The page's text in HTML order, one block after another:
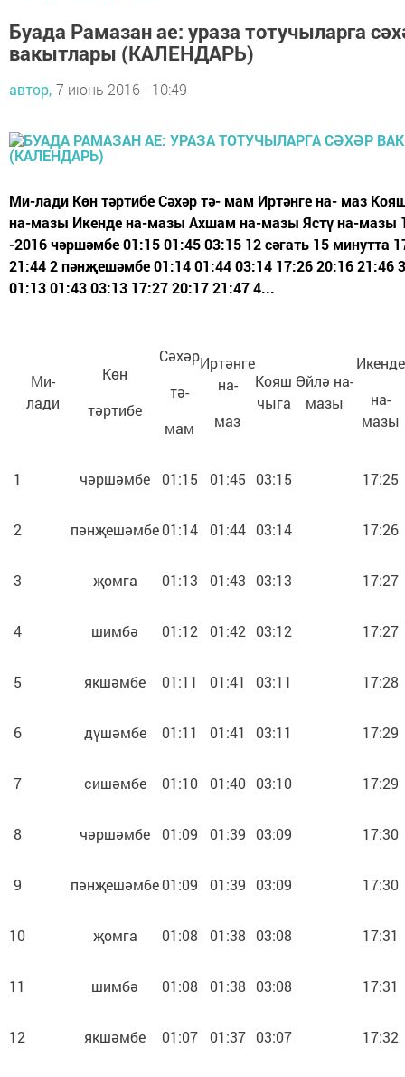
Буада Рамазан ае: ураза тотучыларга
вакытлары (КАЛЕНДАРЬ)
автор, 7 июнь 2016 - 10:49
Ми-лади Көн тәртибе Сәхәр тә- мам Иртәнге на- маз
на-мазы Икенде на-мазы Ахшам на-мазы Ястү на-мазы
-2016 чәршәмбе 01:15 01:45 03:15 12 сәгать 15 минутта
21:44 2 пәнҗешәмбе 01:14 01:44 03:14 17:26 20:16 21:46
01:13 01:43 03:13 17:27 20:17 21:47 4...
Ми-
лади
Көн
тәртибе
Сәхәр
тә-
мам
Иртәнге
на-
маз
Кояш
чыга
Өйлә на-
мазы
Икенде
на-
мазы
1 чәршәмбе 01:15 01:45 03:15 17:25
2 пәнҗешәмбе01:14 01:44 03:14 17:26
3 җомга 01:13 01:43 03:13 17:27
4 шимбә 01:12 01:42 03:12 17:27
5 якшәмбе 01:11 01:41 03:11 17:28
6 дүшәмбе 01:11 01:41 03:11 17:29
7 сишәмбе 01:10 01:40 03:10 17:29
8 чәршәмбе 01:09 01:39 03:09 17:30
9 пәнҗешәмбе01:09 01:39 03:09 17:30
10 җомга 01:08 01:38 03:08 17:31
11 шимбә 01:08 01:38 03:08 17:31
12 якшәмбе 01:07 01:37 03:07 17:32